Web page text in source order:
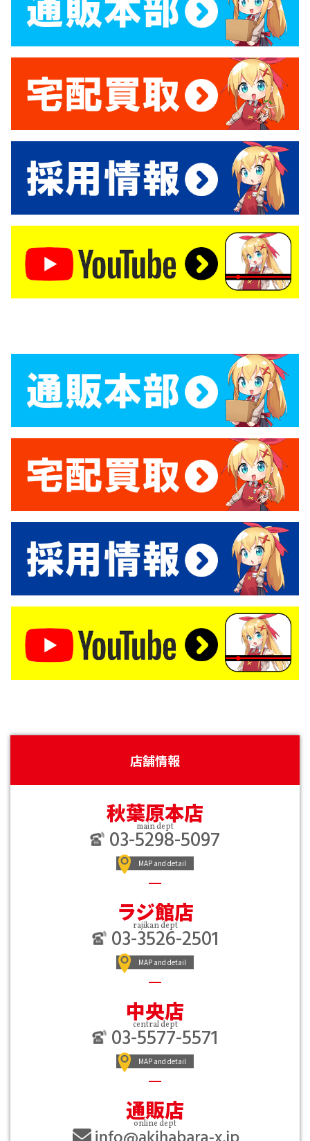
店舗情報
秋葉原本店
main dept
03-5298-5097
MAP and detail
ラジ館店
rajikan dept
03-3526-2501
MAP and detail
中央店
central dept
03-5577-5571
MAP and detail
通販店
online dept